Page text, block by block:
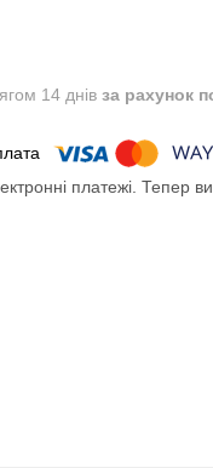
14 днів за рахунок
платежі. Тепер